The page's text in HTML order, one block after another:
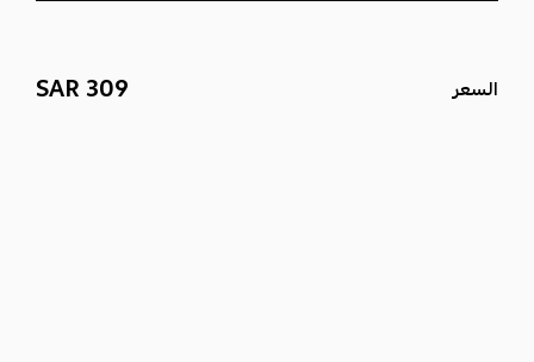
السعر 309 SAR